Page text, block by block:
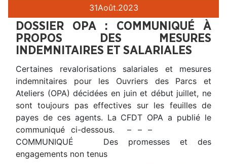
31Août.2023
DOSSIER OPA : COMMUNIQUÉ À
PROPOS DES MESURES
INDEMNITAIRES ET SALARIALES
Certaines revalorisations salariales et mesures
indemnitaires pour les Ouvriers des Parcs et
Ateliers (OPA) décidées en juin et début juillet, ne
sont toujours pas effectives sur les feuilles de
payes de ces agents. La CFDT OPA a publié le
communiqué ci-dessous. – – –
COMMUNIQUÉ Des promesses et des
engagements non tenus